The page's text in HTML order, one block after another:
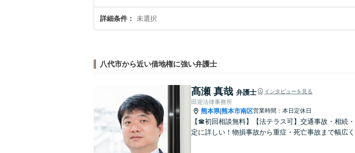
詳細条件 未選択
八代市から近い借地権に強い弁護士
髙瀬 真哉 弁護士 インタビューを見る
田迎法律事務所
熊本県|熊本市南区営業時間：本日定休日
【☎︎初回相談無料】【法テラス可】交通事故・相続
定に詳しい！物損事故から重症・死亡事故まで幅広